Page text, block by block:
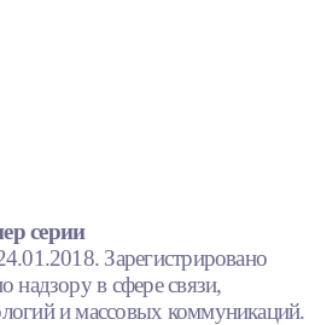
серии
Зарегистрировано
надзору в сфере связи,
и массовых коммуникаций.